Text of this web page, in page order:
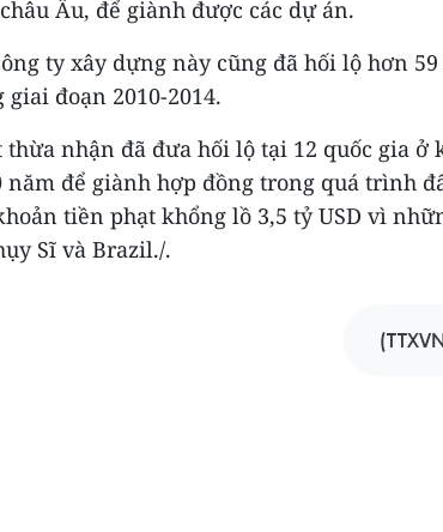
Âu, để giành được các dự án.
ty xây dựng này cũng đã hối lộ hơn
đoạn 2010-2014.
thừa nhận đã đưa hối lộ tại 12 quốc gia ở
để giành hợp đồng trong quá trình
tiền phạt khổng lồ 3,5 tỷ USD vì
Sĩ và Brazil./.